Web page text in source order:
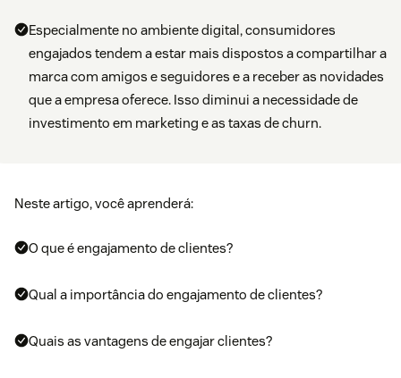
Especialmente no ambiente digital, consumidores
engajados tendem a estar mais dispostos a compartilhar a
marca com amigos e seguidores e a receber as novidades
que a empresa oferece. Isso diminui a necessidade de
investimento em marketing e as taxas de churn.
Neste artigo, você aprenderá:
O que é engajamento de clientes?
Qual a importância do engajamento de clientes?
Quais as vantagens de engajar clientes?